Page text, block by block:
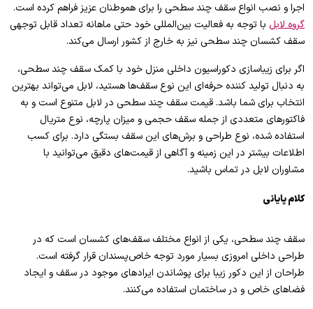
اجرا و نصب انواع سقف چند سطحی را برای هموطنان عزیز فراهم کرده است.
گروه لابل با توجه به فعالیت بین‌المللی خود حتی ماهانه تعداد قابل توجهی
سقف‌ کشسان چند سطحی نیز به خارج از کشور ارسال می‌کند.
اگر برای زیباسازی دکوراسیون داخلی منزل خود با کمک سقف چند سطحی،
به دنبال تولید کننده حرفه‌ای این نوع سقف‌ها هستید، لابل می‌تواند بهترین
انتخاب برای شما باشد. قیمت سقف چند سطحی در لابل متنوع است و به
فاکتورهای متعددی از جمله سقف حجمی و میزان پارچه، نوع متریال
استفاده شده، نوع طراحی و برش‌های این سقف بستگی دارد. برای کسب
اطلاعات بیشتر در این زمینه و آگاهی از قیمت‌های دقیق می‌توانید با
مشاوران لابل در تماس باشید.
کلام پایانی
سقف چند سطحی، یکی از انواع مختلف سقف‌های کشسان است که در
طراحی داخلی امروزی بسیار مورد توجه خاص‌پسندان قرار گرفته است.
طراحان از این دکور زیبا برای پوشاندن ایرادهای موجود در سقف و ایجاد
فضاهای خاص و در ساختمان استفاده می‌کنند.